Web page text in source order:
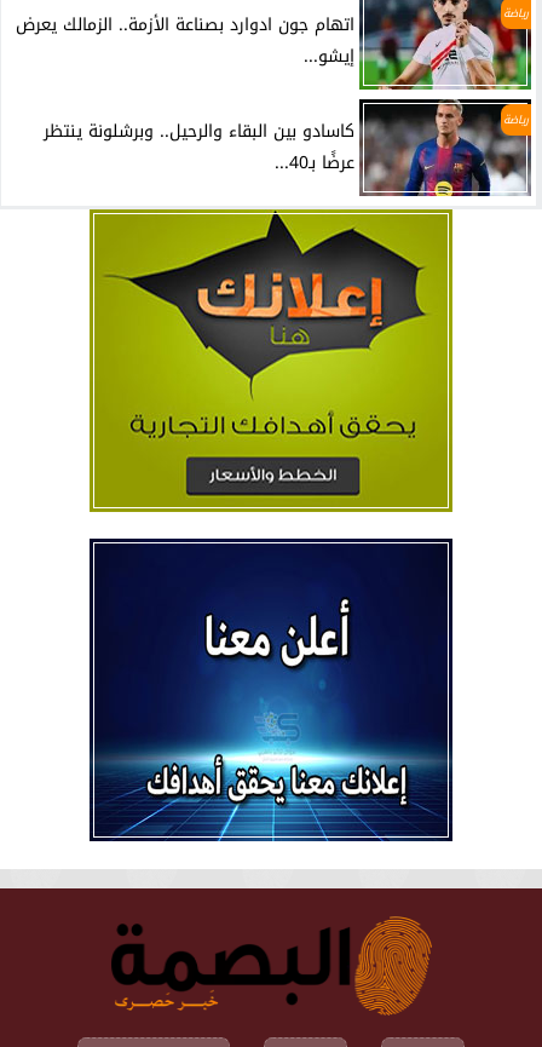
رياضة
اتهام جون ادوارد بصناعة الأزمة.. الزمالك يعرض
إيشو...
رياضة
كاسادو بين البقاء والرحيل.. وبرشلونة ينتظر
عرضًا بـ40...